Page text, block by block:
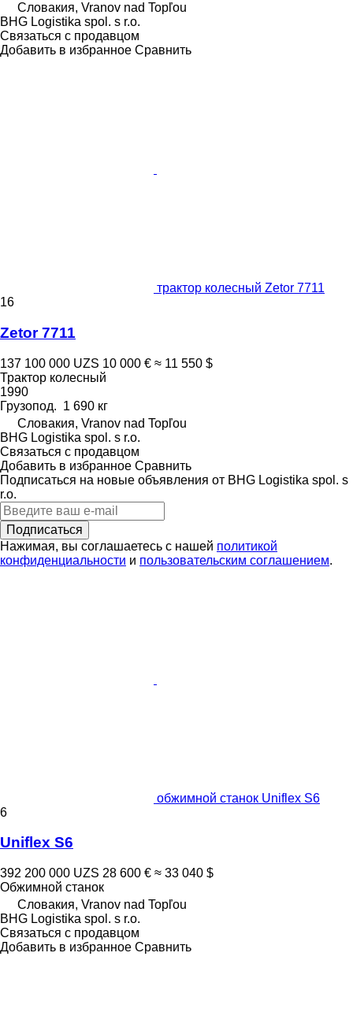
Словакия, Vranov nad Topľou
BHG Logistika spol. s r.o.
Связаться с продавцом
Добавить в избранное Сравнить
трактор колесный Zetor 7711
16
Zetor 7711
137 100 000 UZS 10 000 € ≈ 11 550 $
Трактор колесный
1990
Грузопод. 1 690 кг
Словакия, Vranov nad Topľou
BHG Logistika spol. s r.o.
Связаться с продавцом
Добавить в избранное Сравнить
Подписаться на новые объявления от BHG Logistika spol. s
r.o.
Подписаться
Нажимая, вы соглашаетесь с нашей политикой
конфиденциальности и пользовательским соглашением.
обжимной станок Uniflex S6
6
Uniflex S6
392 200 000 UZS 28 600 € ≈ 33 040 $
Обжимной станок
Словакия, Vranov nad Topľou
BHG Logistika spol. s r.o.
Связаться с продавцом
Добавить в избранное Сравнить